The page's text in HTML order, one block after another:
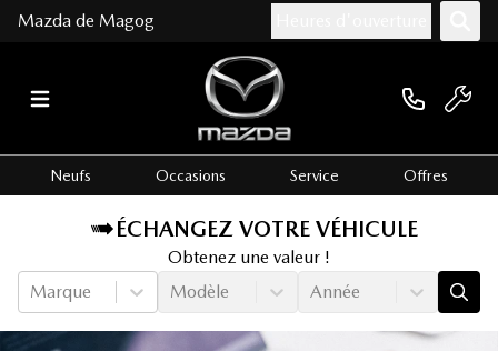
Mazda de Magog
Neufs Occasions Service Offres
ÉCHANGEZ VOTRE VÉHICULE
Obtenez une valeur !
Marque
Modèle Année